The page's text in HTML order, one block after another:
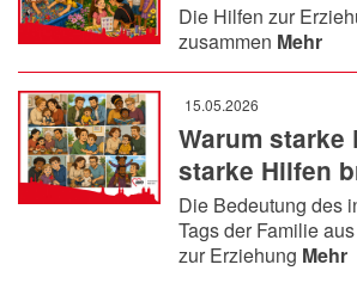
Die Hilfen zur
zusammen Mehr
15.05.2026
Warum starke
starke Hilfen
Die Bedeutung des
Tags der Familie
zur Erziehung Mehr